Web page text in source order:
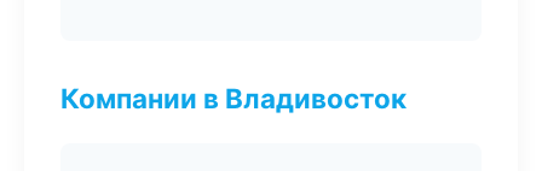
Компании в Владивосток